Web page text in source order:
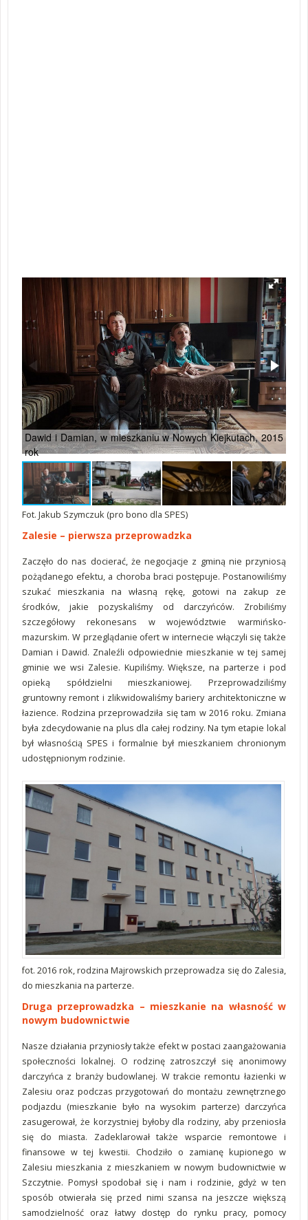
Dawid i Damian, w mieszkaniu w Nowych Kiejkutach, 2015
rok
Fot. Jakub Szymczuk (pro bono dla SPES)
Zalesie – pierwsza przeprowadzka
Zaczęło do nas docierać, że negocjacje z gminą nie przyniosą
pożądanego efektu, a choroba braci postępuje. Postanowiliśmy
szukać mieszkania na własną rękę, gotowi na zakup ze
środków, jakie pozyskaliśmy od darczyńców. Zrobiliśmy
szczegółowy rekonesans w województwie warmińsko-
mazurskim. W przeglądanie ofert w internecie włączyli się także
Damian i Dawid. Znaleźli odpowiednie mieszkanie w tej samej
gminie we wsi Zalesie. Kupiliśmy. Większe, na parterze i pod
opieką spółdzielni mieszkaniowej. Przeprowadziliśmy
gruntowny remont i zlikwidowaliśmy bariery architektoniczne w
łazience. Rodzina przeprowadziła się tam w 2016 roku. Zmiana
była zdecydowanie na plus dla całej rodziny. Na tym etapie lokal
był własnością SPES i formalnie był mieszkaniem chronionym
udostępnionym rodzinie.
fot. 2016 rok, rodzina Majrowskich przeprowadza się do Zalesia,
do mieszkania na parterze.
Druga przeprowadzka – mieszkanie na własność w
nowym budownictwie
Nasze działania przyniosły także efekt w postaci zaangażowania
społeczności lokalnej. O rodzinę zatroszczył się anonimowy
darczyńca z branży budowlanej. W trakcie remontu łazienki w
Zalesiu oraz podczas przygotowań do montażu zewnętrznego
podjazdu (mieszkanie było na wysokim parterze) darczyńca
zasugerował, że korzystniej byłoby dla rodziny, aby przeniosła
się do miasta. Zadeklarował także wsparcie remontowe i
finansowe w tej kwestii. Chodziło o zamianę kupionego w
Zalesiu mieszkania z mieszkaniem w nowym budownictwie w
Szczytnie. Pomysł spodobał się i nam i rodzinie, gdyż w ten
sposób otwierała się przed nimi szansa na jeszcze większą
samodzielność oraz łatwy dostęp do rynku pracy, pomocy